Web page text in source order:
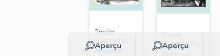
Aperçu
Dossier
IA44003735 |
Réalisé par
Aperçu
Dossier
IA44003751 |